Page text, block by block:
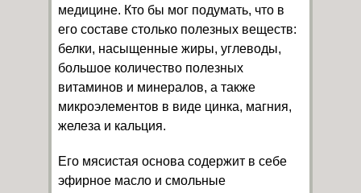
медицине. Кто бы мог подумать, что в
его составе столько полезных веществ:
белки, насыщенные жиры, углеводы,
большое количество полезных
витаминов и минералов, а также
микроэлементов в виде цинка, магния,
железа и кальция.
Его мясистая основа содержит в себе
эфирное масло и смольные